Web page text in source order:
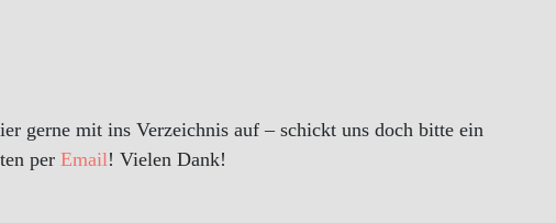
gerne mit ins Verzeichnis auf – schickt uns doch bitte ein
per Email! Vielen Dank!